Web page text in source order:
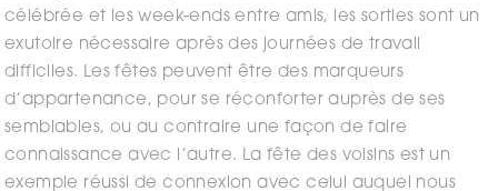
célébrée et les week-ends entre amis, les sorties sont un
exutoire nécessaire après des journées de travail
difficiles. Les fêtes peuvent être des marqueurs
d’appartenance, pour se réconforter auprès de ses
semblables, ou au contraire une façon de faire
connaissance avec l’autre. La fête des voisins est un
exemple réussi de connexion avec celui auquel nous